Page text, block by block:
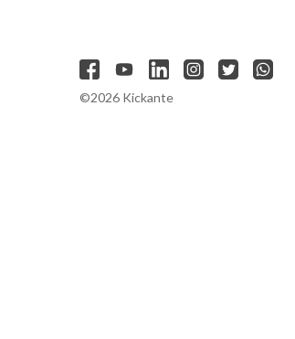
©2026 Kickante